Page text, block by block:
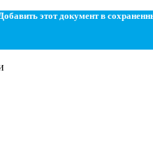
этот документ в